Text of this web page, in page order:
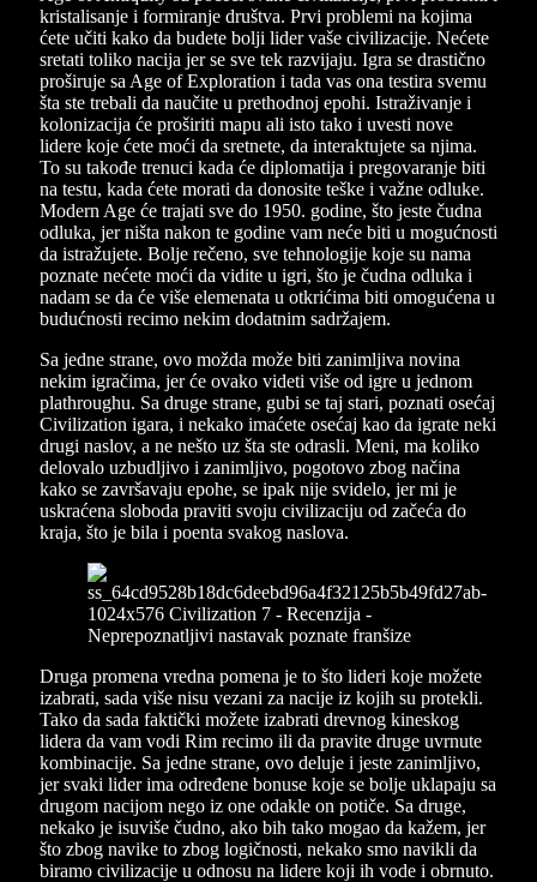
kristalisanje i formiranje društva. Prvi problemi na kojima
ćete učiti kako da budete bolji lider vaše civilizacije. Nećete
sretati toliko nacija jer se sve tek razvijaju. Igra se drastično
proširuje sa Age of Exploration i tada vas ona testira svemu
šta ste trebali da naučite u prethodnoj epohi. Istraživanje i
kolonizacija će proširiti mapu ali isto tako i uvesti nove
lidere koje ćete moći da sretnete, da interaktujete sa njima.
To su takođe trenuci kada će diplomatija i pregovaranje biti
na testu, kada ćete morati da donosite teške i važne odluke.
Modern Age će trajati sve do 1950. godine, što jeste čudna
odluka, jer ništa nakon te godine vam neće biti u mogućnosti
da istražujete. Bolje rečeno, sve tehnologije koje su nama
poznate nećete moći da vidite u igri, što je čudna odluka i
nadam se da će više elemenata u otkrićima biti omogućena u
budućnosti recimo nekim dodatnim sadržajem.
Sa jedne strane, ovo možda može biti zanimljiva novina
nekim igračima, jer će ovako videti više od igre u jednom
plathroughu. Sa druge strane, gubi se taj stari, poznati osećaj
Civilization igara, i nekako imaćete osećaj kao da igrate neki
drugi naslov, a ne nešto uz šta ste odrasli. Meni, ma koliko
delovalo uzbudljivo i zanimljivo, pogotovo zbog načina
kako se završavaju epohe, se ipak nije svidelo, jer mi je
uskraćena sloboda praviti svoju civilizaciju od začeća do
kraja, što je bila i poenta svakog naslova.
Druga promena vredna pomena je to što lideri koje možete
izabrati, sada više nisu vezani za nacije iz kojih su protekli.
Tako da sada faktički možete izabrati drevnog kineskog
lidera da vam vodi Rim recimo ili da pravite druge uvrnute
kombinacije. Sa jedne strane, ovo deluje i jeste zanimljivo,
jer svaki lider ima određene bonuse koje se bolje uklapaju sa
drugom nacijom nego iz one odakle on potiče. Sa druge,
nekako je isuviše čudno, ako bih tako mogao da kažem, jer
što zbog navike to zbog logičnosti, nekako smo navikli da
biramo civilizacije u odnosu na lidere koji ih vode i obrnuto.